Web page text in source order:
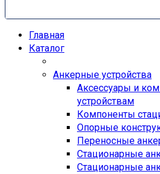
Главная
Каталог
Анкерные устройства
Аксессуары и
устройствам
Компоненты
Опорные
Переносные
Стационарные
Стационарные